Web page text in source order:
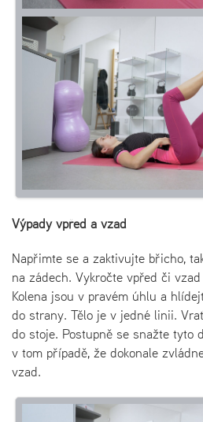
Výpady vpřed a vzad
Napřimte se a zaktivujte břicho,
na zádech. Vykročte vpřed či
Kolena jsou v pravém úhlu a
do strany. Tělo je v jedné linii.
do stoje. Postupně se snažte tyto
v tom případě, že dokonale
vzad.